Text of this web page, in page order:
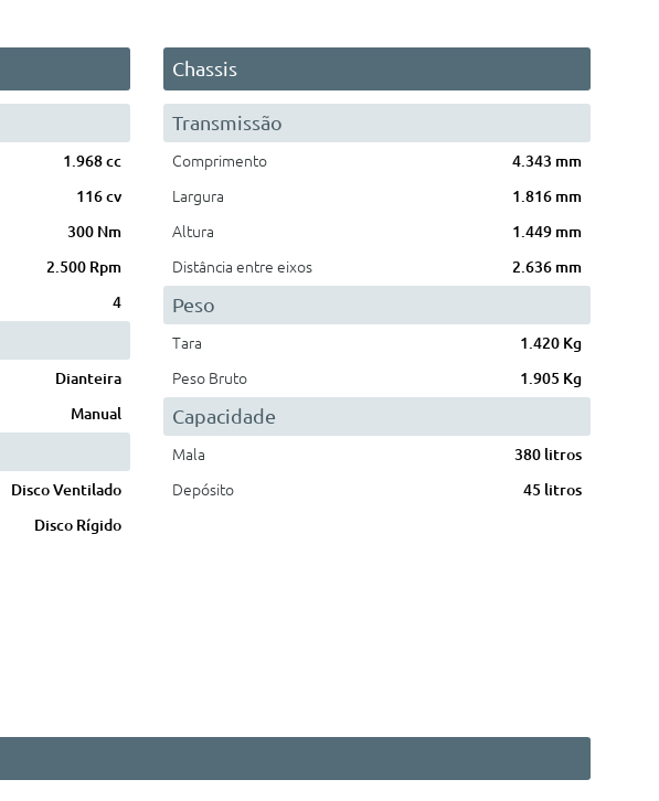
1.968 cc
116 cv
300 Nm
2.500 Rpm
4
Dianteira
Manual
Disco Ventilado
Disco Rígido
Chassis
Transmissão
Comprimento
4.343 mm
Largura
1.816 mm
Altura
1.449 mm
Distância entre eixos
2.636 mm
Peso
Tara
1.420 Kg
Peso Bruto
1.905 Kg
Capacidade
Mala
380 litros
Depósito
45 litros